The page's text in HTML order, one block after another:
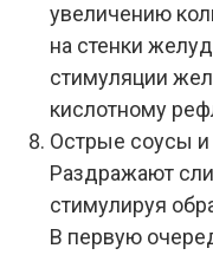
увеличению
на стенки
стимуляции
кислотному
Острые соусы и
Раздражают
стимулируя
В первую